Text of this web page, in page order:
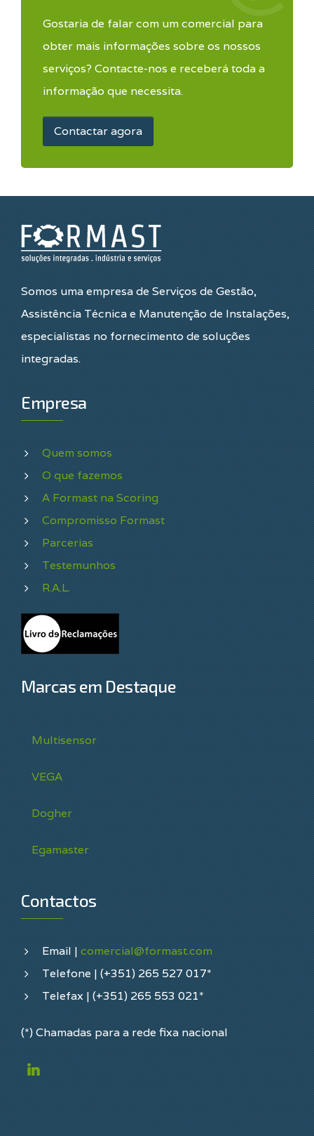
Gostaria de falar com um comercial para
obter mais informações sobre os nossos
serviços? Contacte-nos e receberá toda a
informação que necessita.
Contactar agora
Somos uma empresa de Serviços de Gestão,
Assistência Técnica e Manutenção de Instalações,
especialistas no fornecimento de soluções
integradas.
Empresa
Quem somos
O que fazemos
A Formast na Scoring
Compromisso Formast
Parcerias
Testemunhos
R.A.L.
Marcas em Destaque
Multisensor
VEGA
Dogher
Egamaster
Contactos
Email | comercial@formast.com
Telefone | (+351) 265 527 017*
Telefax | (+351) 265 553 021*
(*) Chamadas para a rede fixa nacional